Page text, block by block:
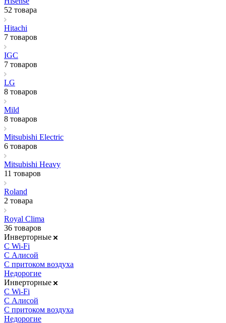
52 товара
Hitachi
7 товаров
IGC
7 товаров
LG
8 товаров
Mild
8 товаров
Mitsubishi Electric
6 товаров
Mitsubishi Heavy
11 товаров
Roland
2 товара
Royal Clima
36 товаров
Инверторные
С Wi-Fi
С Алисой
С притоком воздуха
Недорогие
Инверторные
С Wi-Fi
С Алисой
С притоком воздуха
Недорогие